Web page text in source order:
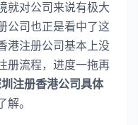
对公司来说有极大
公司也正是看中了这
港注册公司基本上没
册流程，进度一拖再
圳注册香港公司具体
。